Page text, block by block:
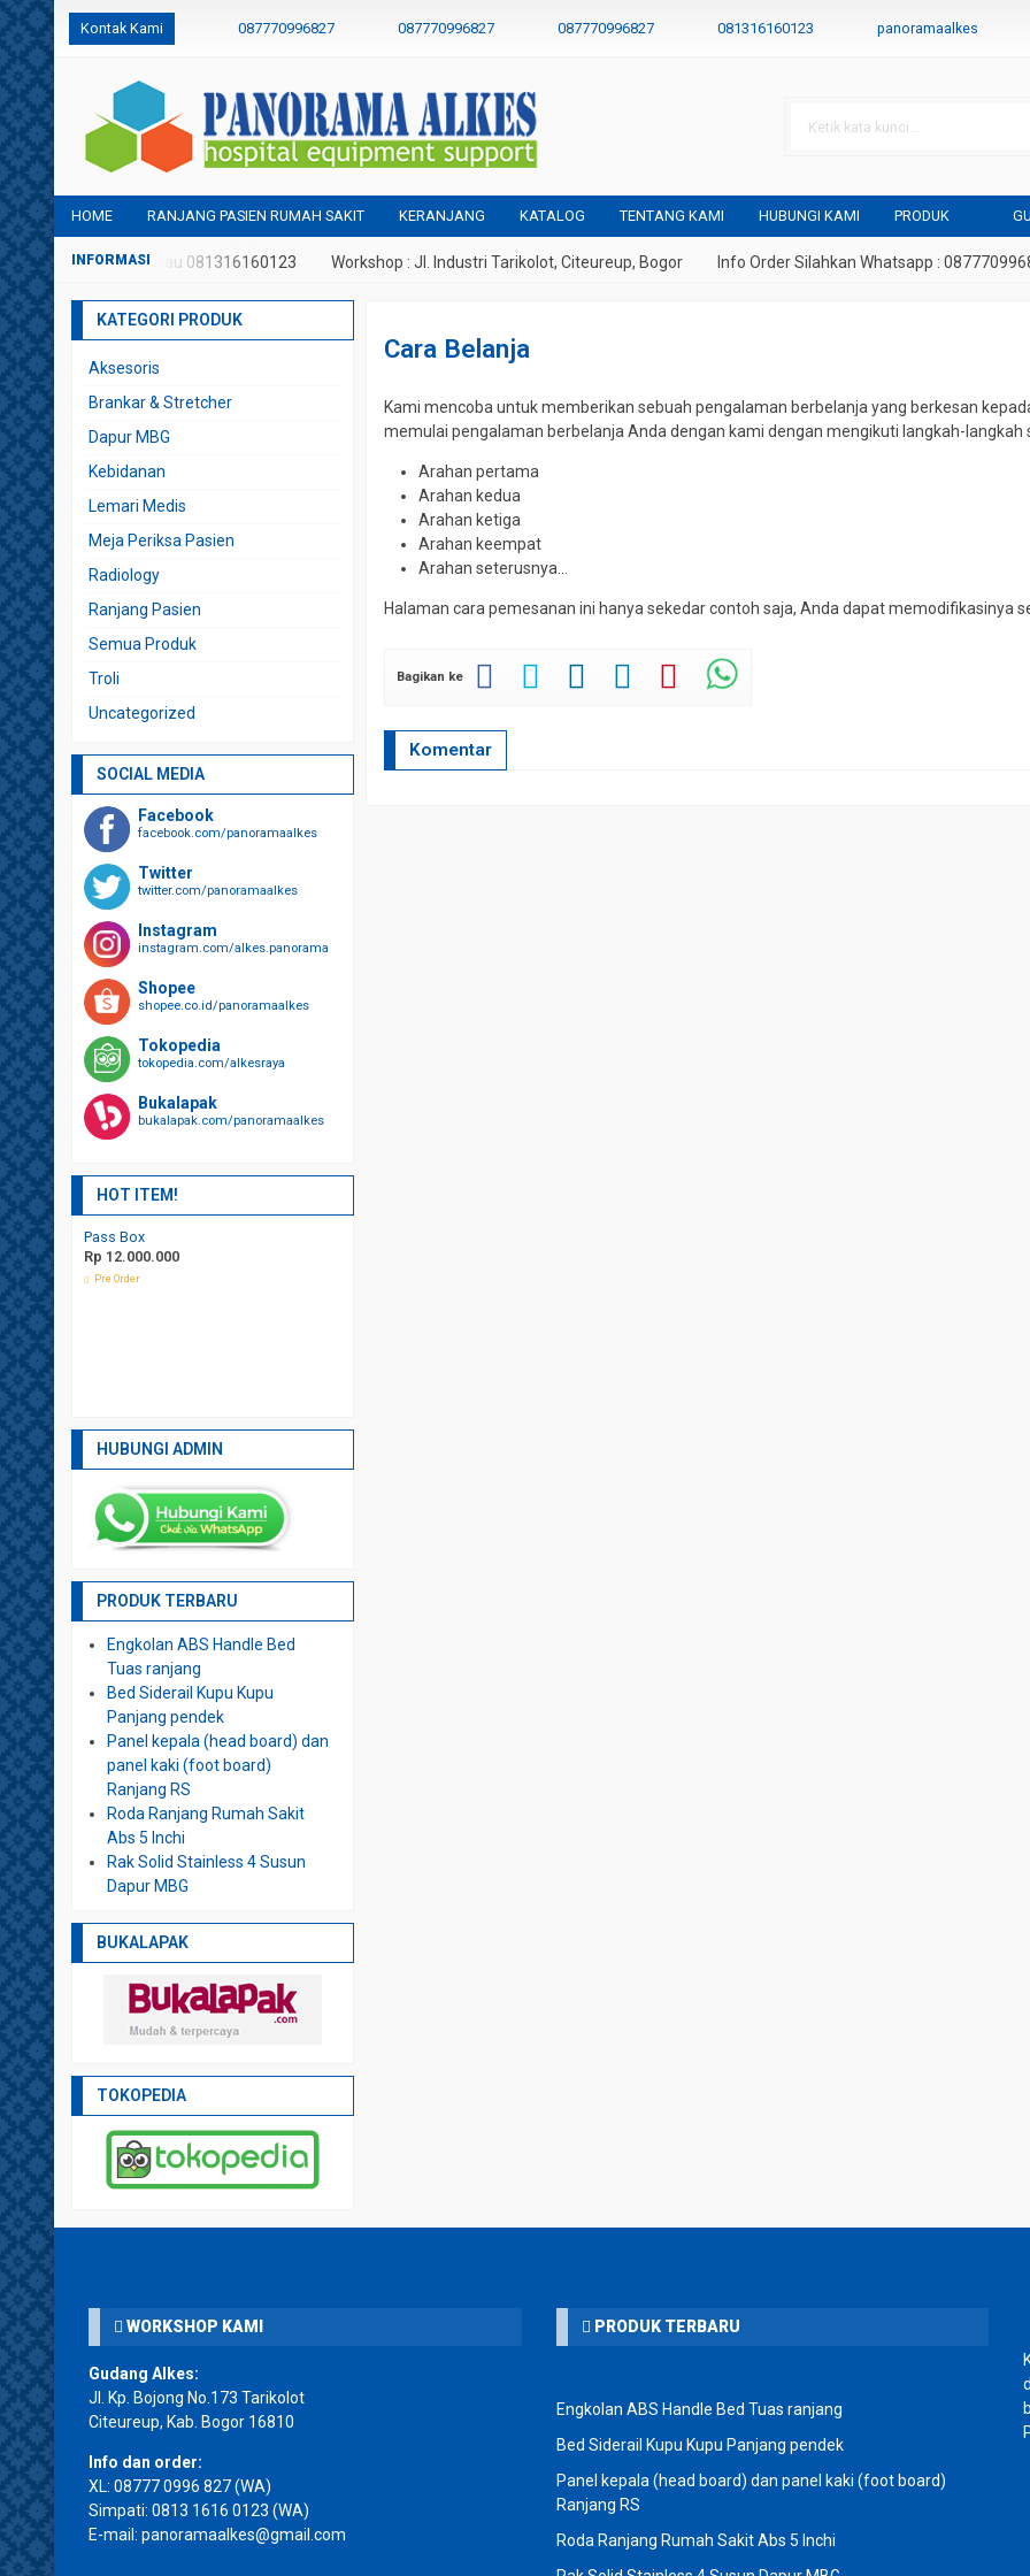
Kontak Kami 087770996827 087770996827 087770996827 081316160123 panoramaalkes
HOME RANJANG PASIEN RUMAH SAKIT KERANJANG KATALOG TENTANG KAMI HUBUNGI KAMI PRODUK
087770996827 atau 081316160123 Workshop : Jl. Industri Tarikolot, Citeureup, Bogor Info Order Silahkan Whatsapp :
Cara Belanja
Kami mencoba untuk memberikan sebuah pengalaman berbelanja yang berkesan
memulai pengalaman berbelanja Anda dengan kami dengan mengikuti langkah-langkah
Arahan pertama
Arahan kedua
Arahan ketiga
Arahan keempat
Arahan seterusnya…
Halaman cara pemesanan ini hanya sekedar contoh saja, Anda dapat memodifikasinya
Bagikan ke
Komentar
KATEGORI PRODUK
Aksesoris
Brankar & Stretcher
Dapur MBG
Kebidanan
Lemari Medis
Meja Periksa Pasien
Radiology
Ranjang Pasien
Semua Produk
Troli
Uncategorized
SOCIAL MEDIA
Facebook
facebook.com/panoramaalkes
Twitter
twitter.com/panoramaalkes
Instagram
instagram.com/alkes.panorama
Shopee
shopee.co.id/panoramaalkes
Tokopedia
tokopedia.com/alkesraya
Bukalapak
bukalapak.com/panoramaalkes
HOT ITEM!
Ranjang Pasien 1 Crank ABS
*Harga Hubungi CS
HUBUNGI ADMIN
PRODUK TERBARU
Engkolan ABS Handle Bed
Tuas ranjang
Bed Siderail Kupu Kupu
Panjang pendek
Panel kepala (head board) dan
panel kaki (foot board)
Ranjang RS
Roda Ranjang Rumah Sakit
Abs 5 Inchi
Rak Solid Stainless 4 Susun
Dapur MBG
BUKALAPAK
TOKOPEDIA
WORKSHOP KAMI
Gudang Alkes:
Jl. Kp. Bojong No.173 Tarikolot
Citeureup, Kab. Bogor 16810
Info dan order:
XL: 08777 0996 827(WA)
Simpati: 0813 1616 0123 (WA)
E-mail: panoramaalkes@gmail.com
PRODUK TERBARU
Engkolan ABS Handle Bed Tuas ranjang
Bed Siderail Kupu Kupu Panjang pendek
Panel kepala (head board) dan panel kaki (foot board)
Ranjang RS
Roda Ranjang Rumah Sakit Abs 5 Inchi